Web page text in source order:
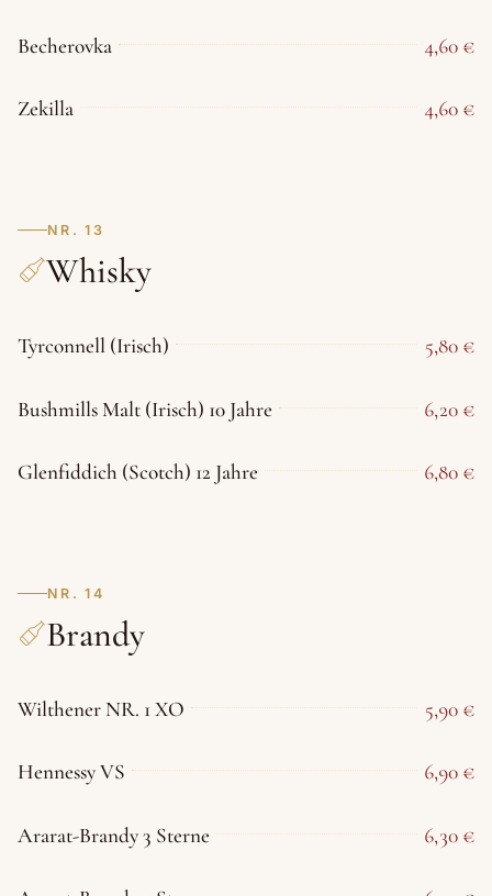
Becherovka 4,60 €
Zekilla 4,60 €
NR. 13
Whisky
Tyrconnell (Irisch) 5,80 €
Bushmills Malt (Irisch) 10 Jahre 6,20 €
Glenfiddich (Scotch) 12 Jahre 6,80 €
NR. 14
Brandy
Wilthener NR. 1 XO 5,90 €
Hennessy VS 6,90 €
Ararat-Brandy 3 Sterne 6,30 €